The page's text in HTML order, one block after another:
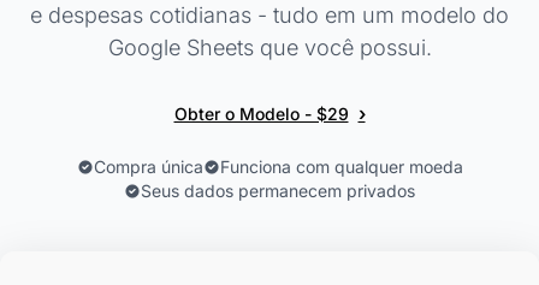
e despesas cotidianas - tudo em um modelo do
Google Sheets que você possui.
Obter o Modelo - $29 ›
Compra única
Funciona com qualquer moeda
Seus dados permanecem privados